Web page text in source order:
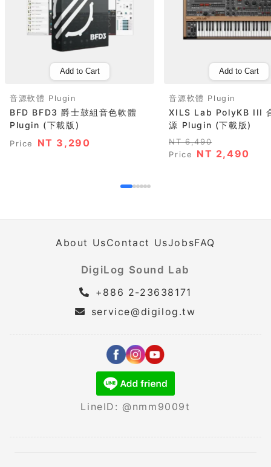
Add to Cart
音源軟體 Plugin
BFD BFD3 爵士鼓組音色軟體
Plugin (下載版)
Price NT 3,290
Add to Cart
音源軟體 Plugin
XILS Lab PolyKB III
源 Plugin (下載版)
NT 6,490
Price
NT 2,490
About UsContact UsJobsFAQ
DigiLog Sound Lab
+886 2-23638171
service@digilog.tw
LineID: @nmm9009t